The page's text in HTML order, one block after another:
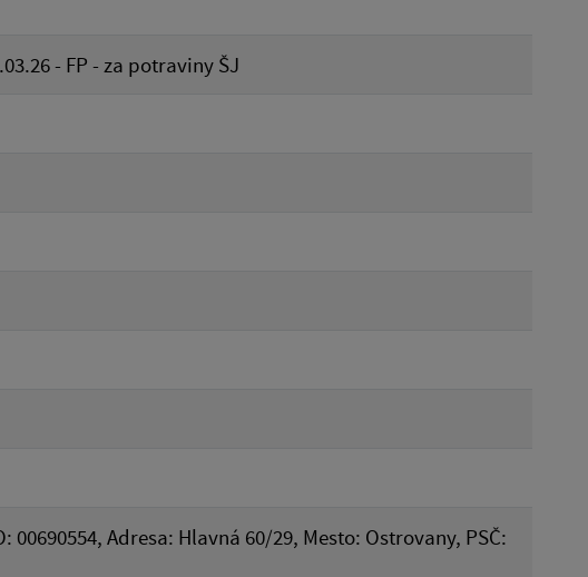
- FP - za potraviny ŠJ
00690554, Adresa: Hlavná 60/29, Mesto: Ostrovany, PSČ: